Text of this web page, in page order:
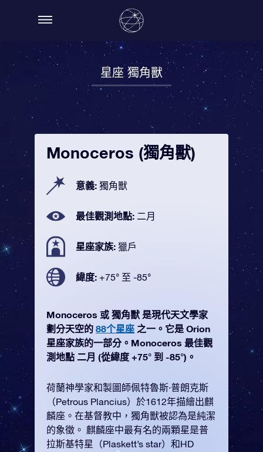
星座 獨角獸
Monoceros (獨角獸)
意義: 獨角獸
最佳觀測地點: 二月
星座家族: 獵戶
緯度: +75° 至 -85°
Monoceros 或 獨角獸 是現代天文學家
劃分天空的 88个星座 之一。它是 Orion
星座家族的一部分。Monoceros 最佳觀
測地點 二月 (從緯度 +75° 到 -85°)。
荷蘭神學家和製圖師佩特魯斯·普朗克斯
（Petrous Plancius）於1612年描繪出麒
麟座。在基督教中，獨角獸被認為是純潔
的象徵。 麒麟座中最有名的兩顆星是普
拉斯基特星（Plaskett’s star）和HD